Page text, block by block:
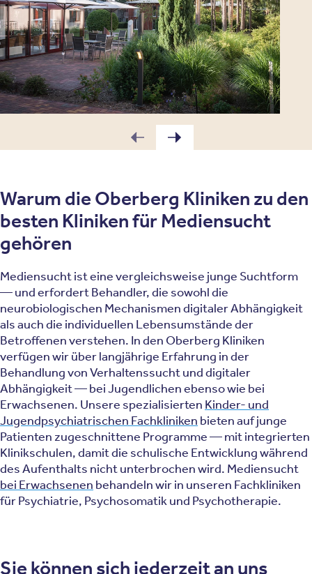
Warum die Oberberg Kliniken zu den
besten Kliniken für Mediensucht
gehören
Mediensucht ist eine vergleichsweise junge Suchtform
— und erfordert Behandler, die sowohl die
neurobiologischen Mechanismen digitaler Abhängigkeit
als auch die individuellen Lebensumstände der
Betroffenen verstehen. In den Oberberg Kliniken
verfügen wir über langjährige Erfahrung in der
Behandlung von Verhaltenssucht und digitaler
Abhängigkeit — bei Jugendlichen ebenso wie bei
Erwachsenen. Unsere spezialisierten Kinder- und
Jugendpsychiatrischen Fachkliniken bieten auf junge
Patienten zugeschnittene Programme — mit integrierten
Klinikschulen, damit die schulische Entwicklung während
des Aufenthalts nicht unterbrochen wird. Mediensucht
bei Erwachsenen behandeln wir in unseren Fachkliniken
für Psychiatrie, Psychosomatik und Psychotherapie.
Sie können sich jederzeit an uns